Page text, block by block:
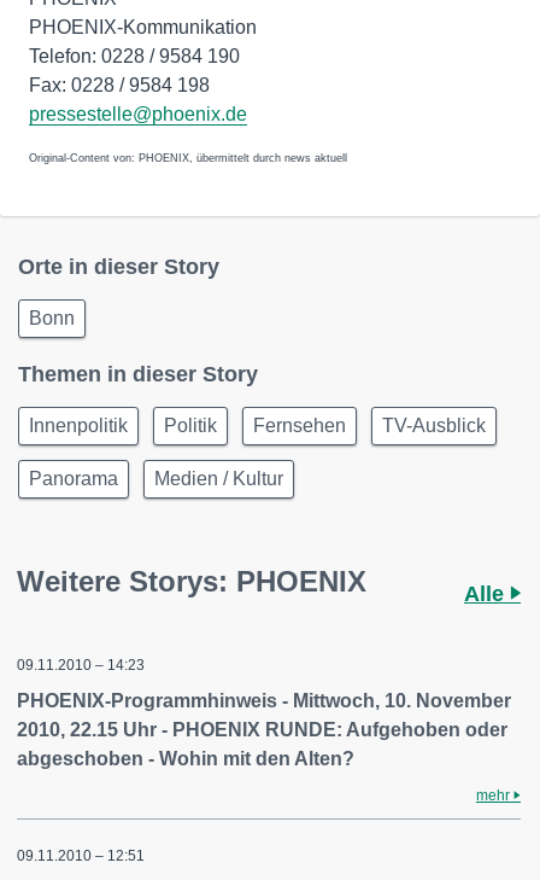
PHOENIX-Kommunikation
Telefon: 0228 / 9584 190
Fax: 0228 / 9584 198
pressestelle@phoenix.de
Original-Content von: PHOENIX, übermittelt durch news aktuell
Orte in dieser Story
Bonn
Themen in dieser Story
Innenpolitik Politik Fernsehen TV-Ausblick
Panorama Medien / Kultur
Weitere Storys: PHOENIX Alle
09.11.2010 – 14:23
PHOENIX-Programmhinweis - Mittwoch, 10. November
2010, 22.15 Uhr - PHOENIX RUNDE: Aufgehoben oder
abgeschoben - Wohin mit den Alten?
mehr
09.11.2010 – 12:51